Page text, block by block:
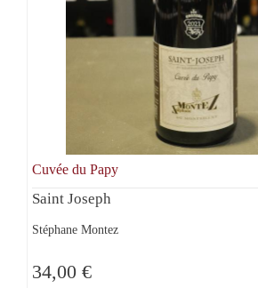
Cuvée du Papy
Saint Joseph
Stéphane Montez
34,00 €